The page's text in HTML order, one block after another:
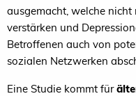
ausgemacht, welche nicht
verstärken und
Betroffenen auch von
sozialen Netzwerken
Eine Studie kommt für